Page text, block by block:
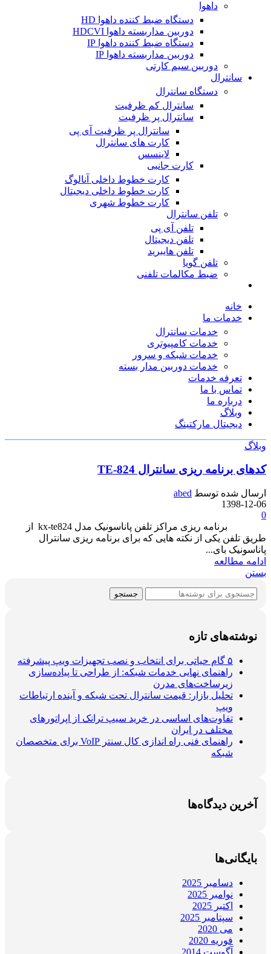
داهوا
دستگاه ضبط کننده داهوا HD
دوربین مداربسته داهوا HDCVI
دستگاه ضبط کننده داهوا IP
دوربین مداربسته داهوا IP
دوربین سیم کارتی
سانترال
دستگاه سانترال
سانترال کم ظرفیت
سانترال پر ظرفیت
سانترال پر ظرفیت آی پی
کارت های سانترال
لاینسس
کارت جانبی
کارت خطوط داخلی آنالوگ
کارت خطوط داخلی دیجیتال
کارت خطوط شهری
تلفن سانترال
تلفن آی پی
تلفن دیجیتال
تلفن هایبرید
تلفن گویا
ضبط مکالمات تلفنی
خانه
خدمات ما
خدمات سانترال
خدمات کامپیوتری
خدمات شبکه و سرور
خدمات دوربین مدار بسته
تعرفه خدمات
تماس با ما
درباره ما
وبلاگ
دیجیتال مارکتینگ
وبلاگ
کدهای برنامه ریزی سانترال TE-824
ارسال شده توسط abed
1398-12-06
0
برنامه ریزی مراکز تلفن پاناسونیک مدل kx-te824 از
طریق تلفن یکی از نکته هایی که برای برنامه ریزی سانترال
پاناسونیک بای...
ادامه مطالعه
بستن
جستجو
نوشته‌های تازه
۵ گام حیاتی برای انتخاب و نصب تجهیزات ویپ پیشرفته
راهنمای نهایی خدمات شبکه: از طراحی تا پیاده‌سازی
زیرساخت‌های مدرن
تحلیل بازار: قیمت سانترال تحت شبکه و آینده ارتباطات
ویپ
تفاوت‌های اساسی در خرید سیپ ترانک از اپراتورهای
مختلف در ایران
راهنمای فنی راه اندازی کال سنتر VoIP برای متخصصان
شبکه
آخرین دیدگاه‌ها
بایگانی‌ها
دسامبر 2025
نوامبر 2025
اکتبر 2025
سپتامبر 2025
می 2020
فوریه 2020
آگوست 2014